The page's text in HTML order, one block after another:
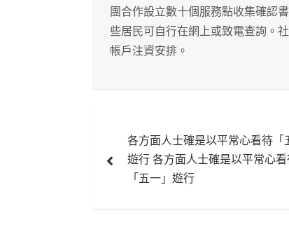
團合作設立數十個服務點收集確認
些居民可自行在網上或致電查詢。
帳戶注資安排。
章
覽
各方面人士確是以平常心看待「
遊行 各方面人士確是以平常心
「五一」遊行